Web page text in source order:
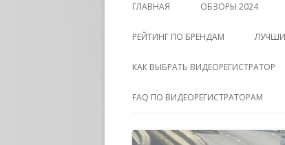
ГЛАВНАЯ ОБЗОРЫ 2024
РЕЙТИНГ ПО БРЕНДАМ
КАК ВЫБРАТЬ ВИДЕОРЕГИСТРАТОР
FAQ ПО ВИДЕОРЕГИСТРАТОРАМ